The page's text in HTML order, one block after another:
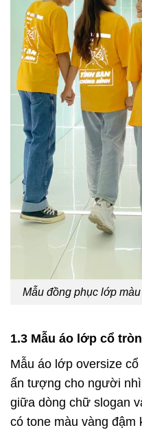
Mẫu đồng phục lớp
1.3 Mẫu áo lớp cổ
Mẫu áo lớp oversize
ấn tượng cho người
giữa dòng chữ slogan
có tone màu vàng đậm